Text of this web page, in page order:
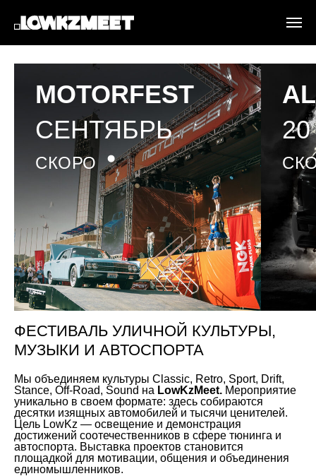
MOTORFEST
СЕНТЯБРЬ
СКОРО
ФЕСТИВАЛЬ УЛИЧНОЙ КУЛЬТУРЫ,
МУЗЫКИ И АВТОСПОРТА
Мы объединяем культуры Classic, Retro, Sport, Drift,
Stance, Off-Road, Sound на LowKzMeet. Мероприятие
уникально в своем формате: здесь собираются
десятки изящных автомобилей и тысячи ценителей.
Цель LowKz — освещение и демонстрация
достижений соотечественников в сфере тюнинга и
автоспорта. Выставка проектов становится
площадкой для мотивации, общения и объединения
единомышленников.